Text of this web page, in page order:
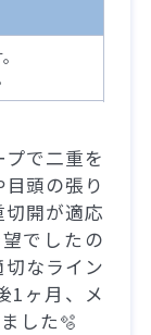
で二重を
頭の張り
開が適応
でしたの
なライン
1ヶ月、メ
した🫧